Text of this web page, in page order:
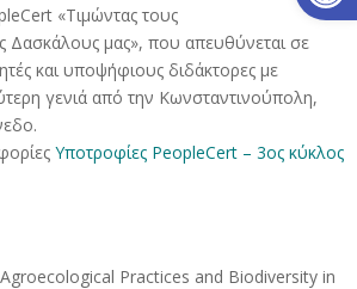
«Τιμώντας τους
Δασκάλους μας», που απευθύνεται σε
και υποψήφιους διδάκτορες με
γενιά από την Κωνσταντινούπολη,
Υποτροφίες PeopleCert – 3ος κύκλος
Practices and Biodiversity in